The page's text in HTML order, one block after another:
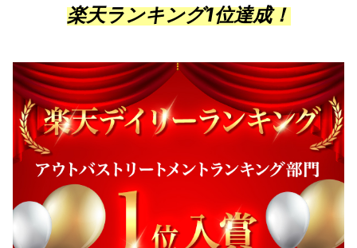
楽天ランキング1位達成！